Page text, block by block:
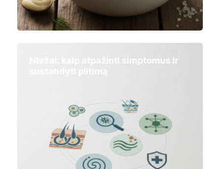
Niežai: kaip atpažinti simptomus ir
sustabdyti plitimą